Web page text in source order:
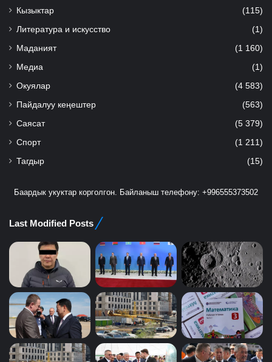
Кызыктар (115)
Литература и искусство (1)
Маданият (1 160)
Медиа (1)
Окуялар (4 583)
Пайдалуу кеңештер (563)
Саясат (5 379)
Спорт (1 211)
Тагдыр (15)
Баардык укуктар корголгон. Байланыш телефону: +996555373502
Last Modified Posts